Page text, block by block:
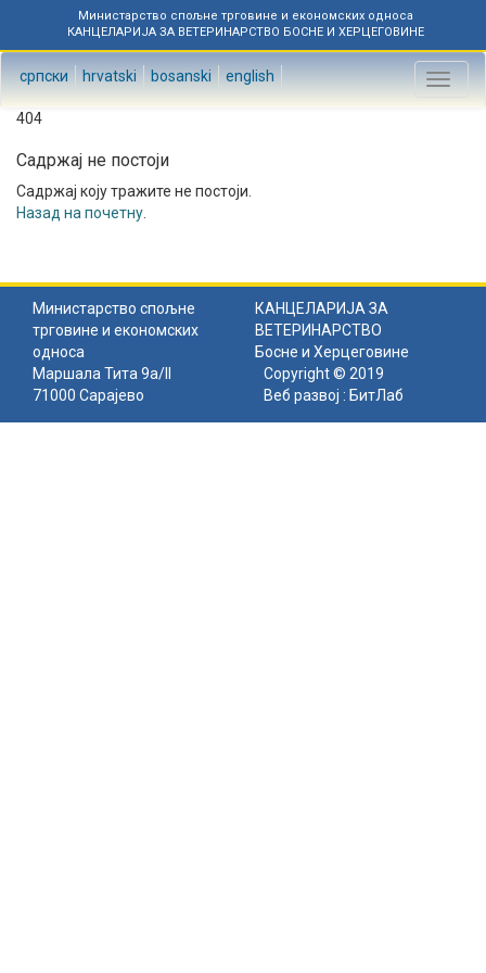
Министарство спољне трговине и економских односа
КАНЦЕЛАРИЈА ЗА ВЕТЕРИНАРСТВО БОСНЕ И ХЕРЦЕГОВИНЕ
српски hrvatski bosanski english
Toggle
404
Садржај не постоји
Садржај коју тражите не постоји.
Назад на почетну
Министарство спољне
трговине и економских
односа
КАНЦЕЛАРИЈА ЗА
ВЕТЕРИНАРСТВО
Босне и Херцеговине
Маршала Тита 9а/II
71000 Сарајево
Copyright © 2019
Веб развој : БитЛаб